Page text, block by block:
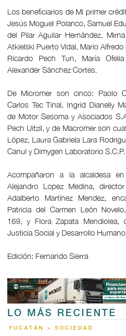
Los beneficiarios de Mi primer
Jesús Moguel Polanco, Samuel
del Pilar Aguilar Hernández,
Atkielski Puerto Vidal, Mario
Ricardo Pech Tun, María
Alexander Sánchez Cortes.
De Micromer son cinco: Paolo
Carlos Tec Tinal, Ingrid Dianelly
de Motor Sesoma y Asociados
Pech Uitzil, y de Macromer son
López, Laura Gabriela Lara
Canul y Dimygen Laboratorio S.C.P.
Acompañaron a la alcaldesa
Alejandro Lopez Medina,
Adalberto Martínez Mendez,
Patricia del Carmen León
169, y Flora Zapata Mendiolea,
Justicia Social y Desarrollo
Edición: Fernando Sierra
LO MÁS RECIENTE
YUCATÁN > SOCIEDAD